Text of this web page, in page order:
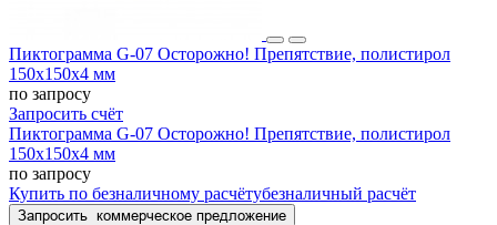
Пиктограмма G-07 Осторожно! Препятствие, полистирол
150x150х4 мм
по запросу
Запросить счёт
Пиктограмма G-07 Осторожно! Препятствие, полистирол
150x150х4 мм
по запросу
Купить по безналичному расчётубезналичный расчёт
Запросить коммерческое предложение